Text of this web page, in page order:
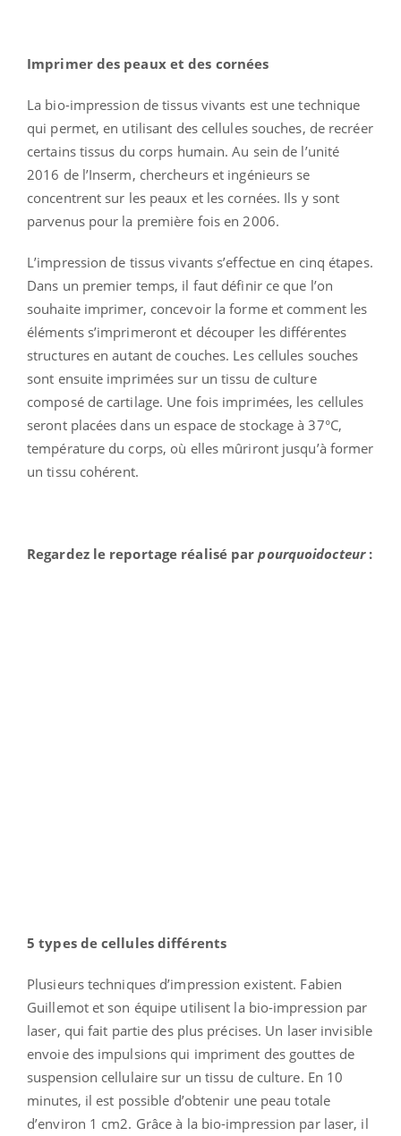
Imprimer des peaux et des cornées
La bio-impression de tissus vivants est une technique
qui permet, en utilisant des cellules souches, de recréer
certains tissus du corps humain. Au sein de l’unité
2016 de l’Inserm, chercheurs et ingénieurs se
concentrent sur les peaux et les cornées. Ils y sont
parvenus pour la première fois en 2006.
L’impression de tissus vivants s’effectue en cinq étapes.
Dans un premier temps, il faut définir ce que l’on
souhaite imprimer, concevoir la forme et comment les
éléments s’imprimeront et découper les différentes
structures en autant de couches. Les cellules souches
sont ensuite imprimées sur un tissu de culture
composé de cartilage. Une fois imprimées, les cellules
seront placées dans un espace de stockage à 37°C,
température du corps, où elles mûriront jusqu’à former
un tissu cohérent.
Regardez le reportage réalisé parpourquoidocteur :
5 types de cellules différents
Plusieurs techniques d’impression existent. Fabien
Guillemot et son équipe utilisent la bio-impression par
laser, qui fait partie des plus précises. Un laser invisible
envoie des impulsions qui impriment des gouttes de
suspension cellulaire sur un tissu de culture. En 10
minutes, il est possible d’obtenir une peau totale
d’environ 1 cm2. Grâce à la bio-impression par laser, il